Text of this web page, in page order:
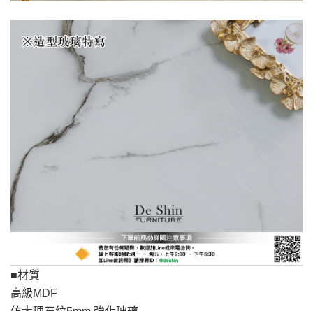
■材質
高級MDF
基隆
NT$500元
＊A108產品另收運費
基隆山區
苗栗
NT$500元
卓蘭鎮、三灣、通
配送天數：5~14天
到貨時間：指定送貨日當天以電話聯絡確認
台北市、新北市地區固定每周(三)、(日)兩天收送貨
因大型傢俱有組裝、配送的問題，並非一般
快速到貨商品，無法指定特定時間送達，司
機當天到貨前皆會再與您通知，讓你不用整
天在家等貨，以節省您的寶貴時間。
由於百貨公司配送較為不易，故暫無法配送
至百貨公司內部。
工作天內送達，如遇國定假日將順延寄送。
退換貨說明：
若收到不良品，請於到貨日起七日內通知本
皆由本站負責，所有退回及換貨之商品必須